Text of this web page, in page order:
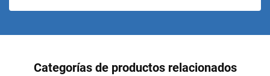
Categorías de productos relacionados